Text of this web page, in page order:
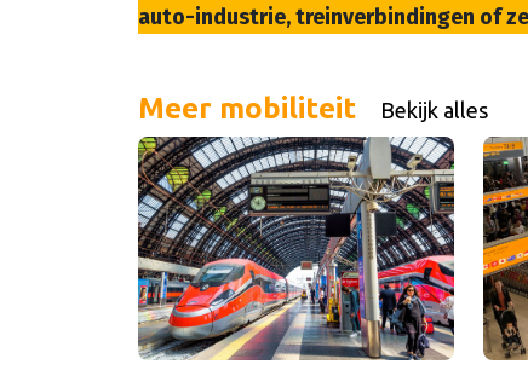
auto-industrie, treinverbindingen of
Meer mobiliteit Bekijk alles